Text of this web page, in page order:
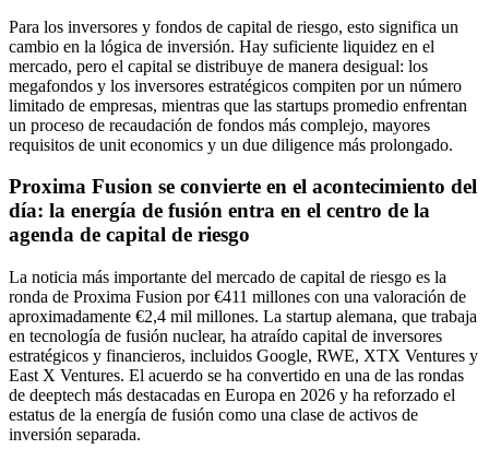
Para los inversores y fondos de capital de riesgo, esto significa un
cambio en la lógica de inversión. Hay suficiente liquidez en el
mercado, pero el capital se distribuye de manera desigual: los
megafondos y los inversores estratégicos compiten por un número
limitado de empresas, mientras que las startups promedio enfrentan
un proceso de recaudación de fondos más complejo, mayores
requisitos de unit economics y un due diligence más prolongado.
Proxima Fusion se convierte en el acontecimiento del
día: la energía de fusión entra en el centro de la
agenda de capital de riesgo
La noticia más importante del mercado de capital de riesgo es la
ronda de Proxima Fusion por €411 millones con una valoración de
aproximadamente €2,4 mil millones. La startup alemana, que trabaja
en tecnología de fusión nuclear, ha atraído capital de inversores
estratégicos y financieros, incluidos Google, RWE, XTX Ventures y
East X Ventures. El acuerdo se ha convertido en una de las rondas
de deeptech más destacadas en Europa en 2026 y ha reforzado el
estatus de la energía de fusión como una clase de activos de
inversión separada.